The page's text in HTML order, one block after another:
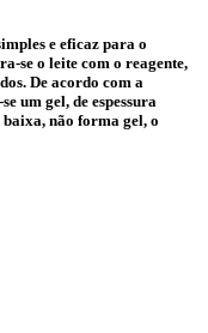
e eficaz para o
se o leite com o reagente,
De acordo com a
um gel, de espessura
baixa, não forma gel, o